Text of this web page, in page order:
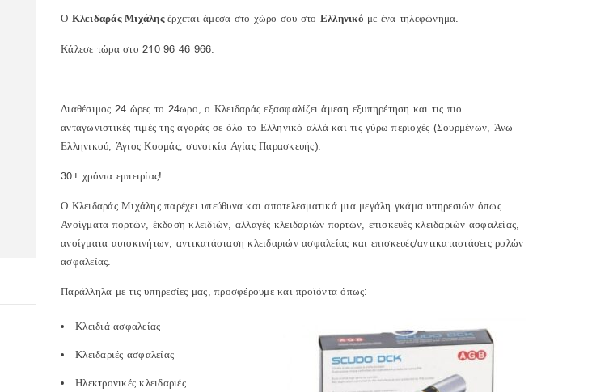
Ο Κλειδαράς Μιχάληςέρχεται άμεσα στο χώρο σου στο Ελληνικό με ένα τηλεφώνημα.
Κάλεσε τώρα στο 210 96 46 966.
Διαθέσιμος 24 ώρες το 24ωρο, ο Κλειδαράς εξασφαλίζει άμεση εξυπηρέτηση και τις πιο
ανταγωνιστικές τιμές της αγοράς σε όλο το Ελληνικό αλλά και τις γύρω περιοχές (Σουρμένων, Άνω
Ελληνικού, Άγιος Κοσμάς, συνοικία Αγίας Παρασκευής).
30+ χρόνια εμπειρίας!
Ο Κλειδαράς Μιχάλης παρέχει υπεύθυνα και αποτελεσματικά μια μεγάλη γκάμα υπηρεσιών όπως:
Ανοίγματα πορτών, έκδοση κλειδιών, αλλαγές κλειδαριών πορτών, επισκευές κλειδαριών ασφαλείας,
ανοίγματα αυτοκινήτων, αντικατάσταση κλειδαριών ασφαλείας και επισκευές/αντικαταστάσεις ρολών
ασφαλείας.
Παράλληλα με τις υπηρεσίες μας, προσφέρουμε και προϊόντα όπως:
Κλειδιά ασφαλείας
Κλειδαριές ασφαλείας
Ηλεκτρονικές κλειδαριές